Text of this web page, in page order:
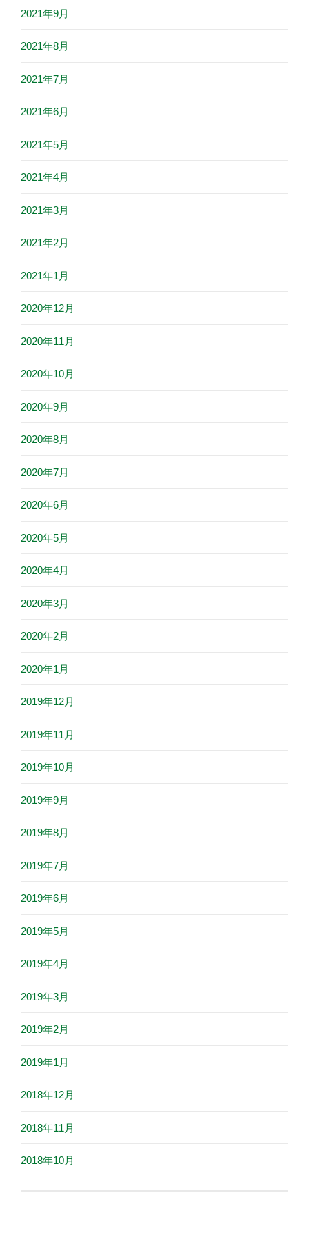
2021年9月
2021年8月
2021年7月
2021年6月
2021年5月
2021年4月
2021年3月
2021年2月
2021年1月
2020年12月
2020年11月
2020年10月
2020年9月
2020年8月
2020年7月
2020年6月
2020年5月
2020年4月
2020年3月
2020年2月
2020年1月
2019年12月
2019年11月
2019年10月
2019年9月
2019年8月
2019年7月
2019年6月
2019年5月
2019年4月
2019年3月
2019年2月
2019年1月
2018年12月
2018年11月
2018年10月